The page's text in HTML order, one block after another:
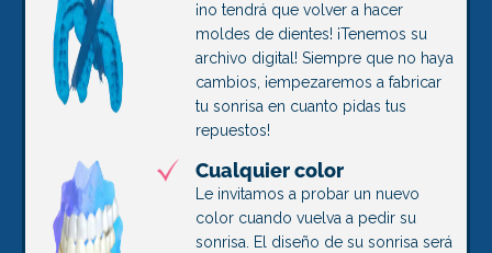
¡no tendrá que volver a hacer
moldes de dientes! ¡Tenemos su
archivo digital! Siempre que no haya
cambios, ¡empezaremos a fabricar
tu sonrisa en cuanto pidas tus
repuestos!
Cualquier color
Le invitamos a probar un nuevo
color cuando vuelva a pedir su
sonrisa. El diseño de su sonrisa será